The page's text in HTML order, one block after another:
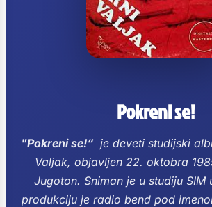
Pokreni se!
"Pokreni se!“je deveti studijski
Valjak, objavljen 22. oktobra
Jugoton. Sniman je u studiju SIM
produkciju je radio bend pod